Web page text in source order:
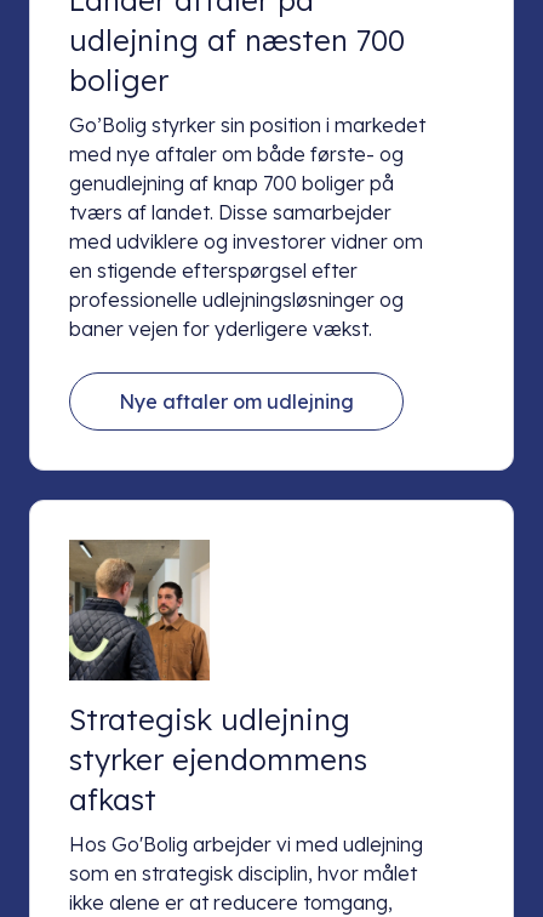
udlejning af næsten 700
boliger
Go’Bolig styrker sin position i markedet
med nye aftaler om både første- og
genudlejning af knap 700 boliger på
tværs af landet. Disse samarbejder
med udviklere og investorer vidner om
en stigende efterspørgsel efter
professionelle udlejningsløsninger og
baner vejen for yderligere vækst.
Nye aftaler om udlejning
Strategisk udlejning
styrker ejendommens
afkast
Hos Go'Bolig arbejder vi med udlejning
som en strategisk disciplin, hvor målet
ikke alene er at reducere tomgang,